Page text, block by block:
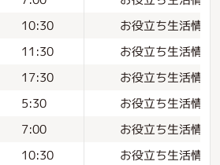
10:30 お役立ち生活情報
11:30 お役立ち生活情報
17:30 お役立ち生活情報
5:30 お役立ち生活情報
7:00 お役立ち生活情報
10:30 お役立ち生活情報